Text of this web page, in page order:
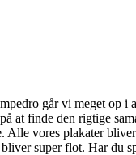
går vi meget op i
at finde den rigtige
Alle vores plakater
super flot. Har du